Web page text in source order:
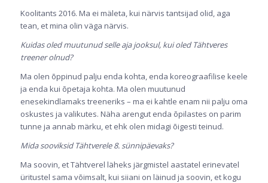
Koolitants 2016. Ma ei mäleta, kui närvis tantsijad olid, aga
tean, et mina olin väga närvis.
Kuidas oled muutunud selle aja jooksul, kui oled Tähtveres
treener olnud?
Ma olen õppinud palju enda kohta, enda koreograafilise keele
ja enda kui õpetaja kohta. Ma olen muutunud
enesekindlamaks treeneriks – ma ei kahtle enam nii palju oma
oskustes ja valikutes. Näha arengut enda õpilastes on parim
tunne ja annab märku, et ehk olen midagi õigesti teinud.
Mida sooviksid Tähtverele 8. sünnipäevaks?
Ma soovin, et Tähtverel läheks järgmistel aastatel erinevatel
üritustel sama võimsalt, kui siiani on läinud ja soovin, et kogu